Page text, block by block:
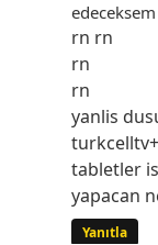
rn rn
rn
rn
yanlis
tabletler
yapacan
Yanıtla